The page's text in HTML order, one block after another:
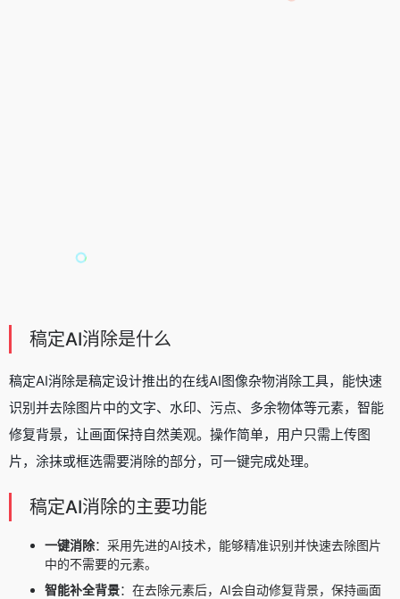
稿定AI消除是什么
稿定AI消除是稿定设计推出的在线AI图像杂物消除工具，能快速
识别并去除图片中的文字、水印、污点、多余物体等元素，智能
修复背景，让画面保持自然美观。操作简单，用户只需上传图
片，涂抹或框选需要消除的部分，可一键完成处理。
稿定AI消除的主要功能
一键消除：采用先进的AI技术，能够精准识别并快速去除图片
中的不需要的元素。
智能补全背景：在去除元素后，AI会自动修复背景，保持画面